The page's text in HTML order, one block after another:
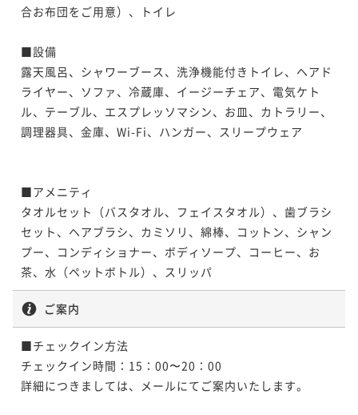
合お布団をご用意）、トイレ
■設備
露天風呂、シャワーブース、洗浄機能付きトイレ、ヘアド
ライヤー、ソファ、冷蔵庫、イージーチェア、電気ケト
ル、テーブル、エスプレッソマシン、お皿、カトラリー、
調理器具、金庫、Wi-Fi、ハンガー、スリープウェア
■アメニティ
タオルセット（バスタオル、フェイスタオル）、歯ブラシ
セット、ヘアブラシ、カミソリ、綿棒、コットン、シャン
プー、コンディショナー、ボディソープ、コーヒー、お
茶、水（ペットボトル）、スリッパ
ご案内
■チェックイン方法
チェックイン時間：15：00〜20：00
詳細につきましては、メールにてご案内いたします。